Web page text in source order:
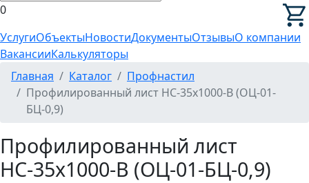
0
УслугиОбъектыНовостиДокументыОтзывыО компании
ВакансииКалькуляторы
Главная
Каталог
Профнастил
Профилированный лист НС-35x1000-B (ОЦ-01-
БЦ-0,9)
Профилированный лист
НС-35x1000-B (ОЦ-01-БЦ-0,9)